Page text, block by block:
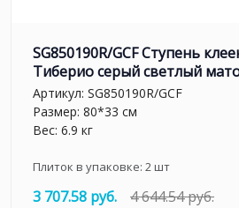
SG850190R/GCF Ступень
Тиберио серый светлый
Артикул: SG850190R/GCF
Размер: 80*33 см
Вес: 6.9 кг
Плиток в упаковке: 2шт
3 707.58 руб. 4 644.54 руб.